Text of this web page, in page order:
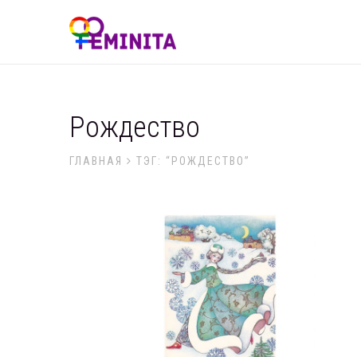
Рождество
ГЛАВНАЯ ТЭГ: “РОЖДЕСТВО”